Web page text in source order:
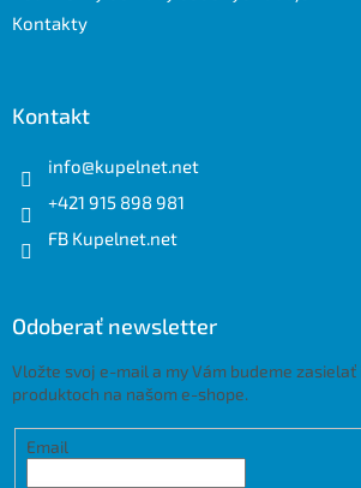
Kontakty
Kontakt
info@kupelnet.net
+421 915 898 981
FB Kupelnet.net
Odoberať newsletter
Vložte svoj e-mail a my Vám budeme
produktoch na našom e-shope.
Email